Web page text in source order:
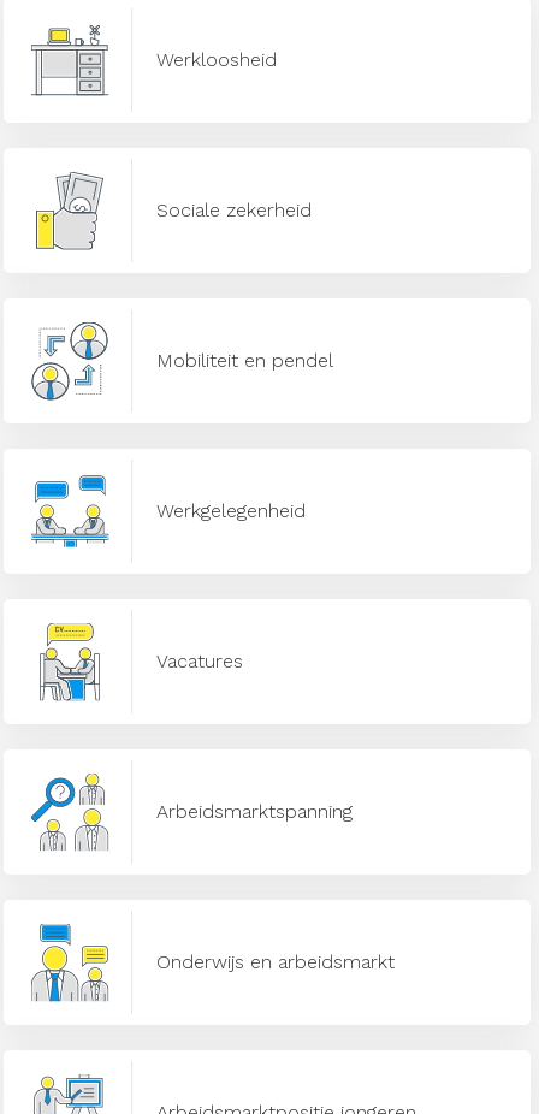
Werkloosheid
Sociale zekerheid
Mobiliteit en pendel
Werkgelegenheid
Vacatures
Arbeidsmarktspanning
Onderwijs en arbeidsmarkt